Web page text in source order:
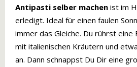
Antipasti selber machen ist im
erledigt. Ideal für einen faulen
immer das Gleiche. Du rührst
mit italienischen Kräutern und
an. Dann schnappst Du Dir eine